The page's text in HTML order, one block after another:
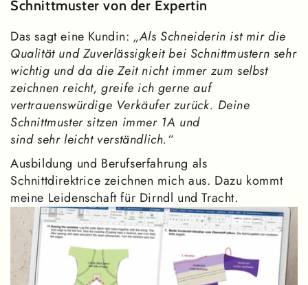
Schnittmuster von der Expertin
Das sagt eine Kundin: „Als Schneiderin ist mir die
Qualität und Zuverlässigkeit bei Schnittmustern sehr
wichtig und da die Zeit nicht immer zum selbst
zeichnen reicht, greife ich gerne auf
vertrauenswürdige Verkäufer zurück. Deine
Schnittmuster sitzen immer 1A und
sind sehr leicht verständlich.“
Ausbildung und Berufserfahrung als
Schnittdirektrice zeichnen mich aus. Dazu kommt
meine Leidenschaft für Dirndl und Tracht.